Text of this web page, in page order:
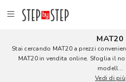
MAT20
Stai cercando MAT20 a prezzi
MAT20 in vendita online. Sfoglia il
modell...
Vedi di più